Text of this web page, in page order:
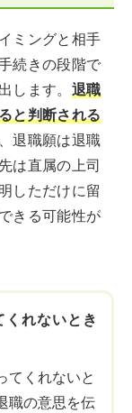
ミングと相手
続きの段階で
します。 退職
と判断される
退職願は退職
は直属の上司
しただけに留
きる可能性が
れないとき
てくれないと
職の意思を伝